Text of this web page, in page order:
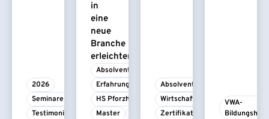
2026
Seminare
Testimonial
in
eine
neue
Branche
erleichtert
Absolvent/-in
Erfahrungsbericht
HS Pforzheim
Master
Absolvent/-in
Wirtschaftspsychologie
Zertifikatskurs
VWA-
Bildungshaus